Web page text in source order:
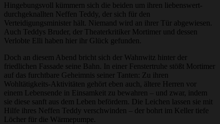
Hingebungsvoll kümmern sich die beiden um ihren liebenswert-
durchgeknallten Neffen Teddy, der sich für den
Verteidigungsminister hält. Niemand wird an ihrer Tür abgewiesen.
Auch Teddys Bruder, der Theaterkritiker Mortimer und dessen
Verlobte Elli haben hier ihr Glück gefunden.
Doch an diesem Abend bricht sich der Wahnwitz hinter der
friedlichen Fassade seine Bahn. In einer Fenstertruhe stößt Mortimer
auf das furchtbare Geheimnis seiner Tanten: Zu ihren
Wohltätigkeits-Aktivitäten gehört eben auch, ältere Herren vor
einem Lebensende in Einsamkeit zu bewahren – und zwar, indem
sie diese sanft aus dem Leben befördern. Die Leichen lassen sie mit
Hilfe ihres Neffen Teddy verschwinden – der bohrt im Keller tiefe
Löcher für die Wärmepumpe.